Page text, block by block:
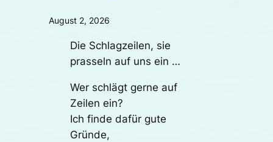
August 2, 2026
Die Schlagzeilen, sie
prasseln auf uns ein …
Wer schlägt gerne auf
Zeilen ein?
Ich finde dafür gute
Gründe,